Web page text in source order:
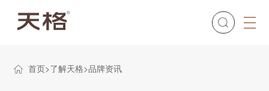
首页 了解天格 品牌资讯